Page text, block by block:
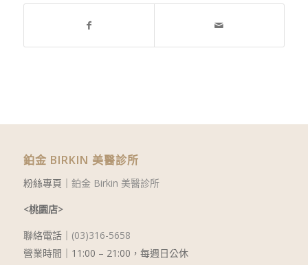
鉑金 BIRKIN 美醫診所
粉絲專頁｜ 鉑金 Birkin 美醫診所
<桃園店>
聯絡電話｜ (03)316-5658
營業時間｜11:00 – 21:00，每週日公休